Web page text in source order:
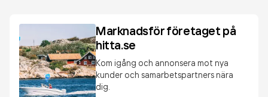
Marknadsför företaget på
hitta.se
Kom igång och annonsera mot nya
kunder och samarbetspartners nära
dig.